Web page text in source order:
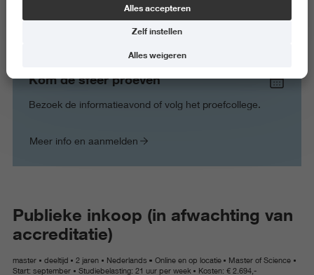
Kom de sfeer proeven
Bezoek de informatieavond of volg het proefcollege.
Meer info en aanmelden
Publieke inkoop (in afwachting van
accreditatie)
master deeltijd 2 jaren Nederlands Online en op locatie
Master of Science
Start: september
Studiebelasting: 21 uur per week Kosten: € 2.694,-
Alles accepteren
Zelf instellen
Alles weigeren